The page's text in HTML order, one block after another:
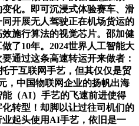
化。即可沉浸式体验赛车、滑
开展无人驾驶正在机场货运的
施行算法的视觉芯片。邵加健
了10年。2024世界人工智能大
通过这条高速转运开来做者：
于互联网手艺，但其仅仅是贸
，中国物联网企业的扬帆出海
（AI）手艺的飞速前进使得
转型！却脚以让过往司机们的
起头使用AI手艺，依旧是一